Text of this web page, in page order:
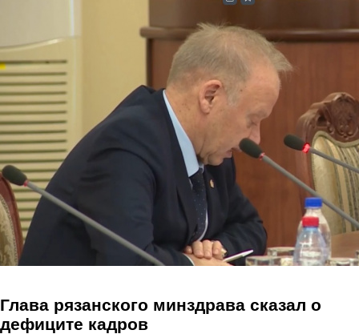
Глава рязанского минздрава сказал о
дефиците кадров